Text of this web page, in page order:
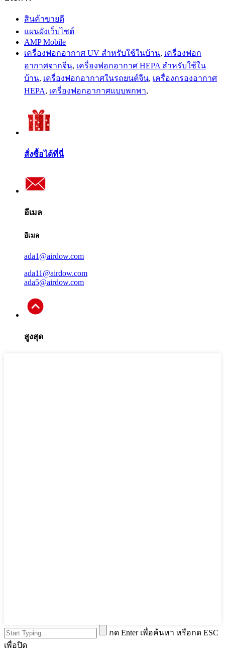
สินค้าขายดี
แผนผังเว็บไซต์
AMP Mobile
เครื่องฟอกอากาศ UV สำหรับใช้ในบ้าน, เครื่องฟอก
อากาศจากจีน, เครื่องฟอกอากาศ HEPA สำหรับใช้ใน
บ้าน, เครื่องฟอกอากาศในรถยนต์จีน, เครื่องกรองอากาศ
HEPA, เครื่องฟอกอากาศแบบพกพา,
สั่งซื้อได้ที่นี่
อีเมล
อีเมล
ada1@airdow.com
ada11@airdow.com
ada5@airdow.com
สูงสุด
กด Enter เพื่อค้นหา หรือกด ESC
เพื่อปิด